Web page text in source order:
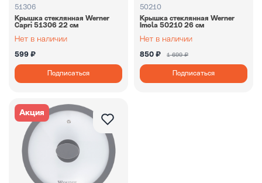
51306
Крышка стеклянная Werner
Capri 51306 22 см
599 ₽
Подписаться
50210
Крышка стеклянная Werner
Imola 50210 26 см
850 ₽ 1 699 ₽
Подписаться
Акция